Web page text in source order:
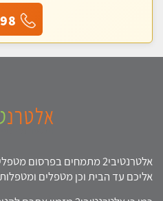
אלטרנטיבי2 מתמחים
אליכם עד הבית וכן מטפלים